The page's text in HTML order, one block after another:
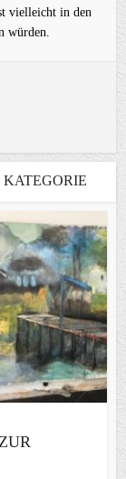
vielleicht in den
würden.